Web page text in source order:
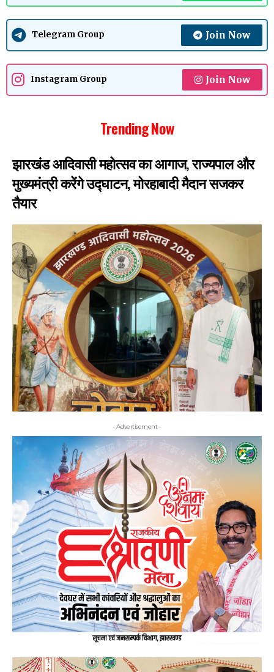
Telegram Group Join Now
Instagram Group Join Now
Trending Now
झारखंड आदिवासी महोत्सव का आगाज, राज्यपाल और
मुख्यमंत्री करेंगे उद्घाटन, मोरहाबादी मैदान सजकर
तैयार
- Advertisement -